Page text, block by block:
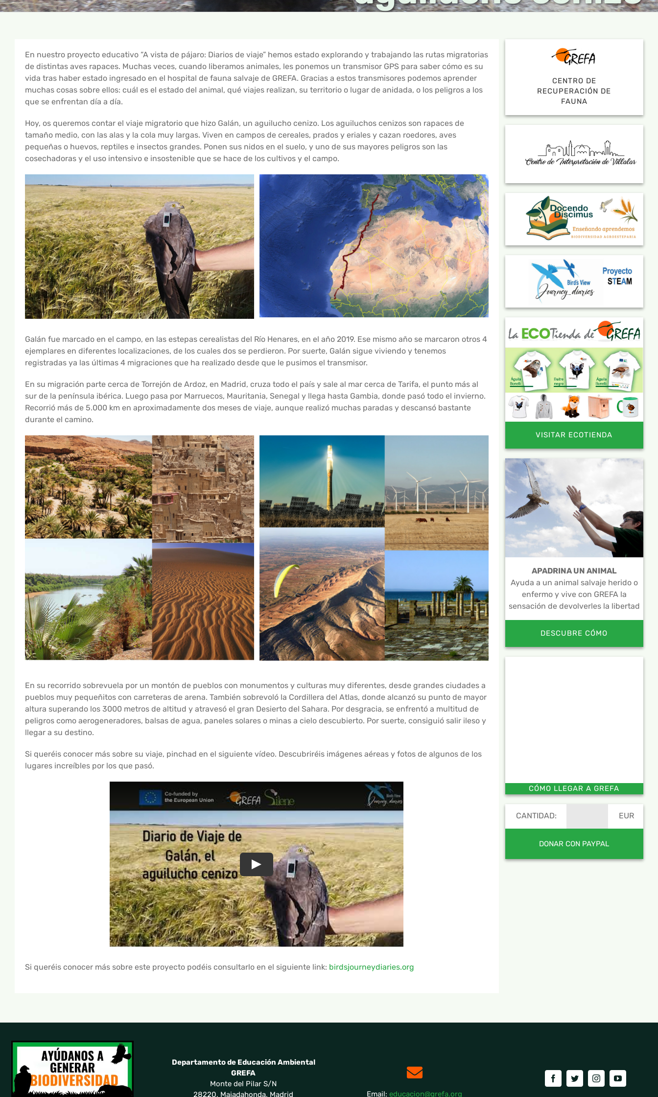
En nuestro proyecto educativo “A vista de pájaro: Diarios de viaje” hemos estado explorando y trabajando las rutas migratorias
de distintas aves rapaces. Muchas veces, cuando liberamos animales, les ponemos un transmisor GPS para saber cómo es su
vida tras haber estado ingresado en el hospital de fauna salvaje de GREFA. Gracias a estos transmisores podemos aprender
muchas cosas sobre ellos: cuál es el estado del animal, qué viajes realizan, su territorio o lugar de anidada, o los peligros a los
que se enfrentan día a día.
Hoy, os queremos contar el viaje migratorio que hizo Galán, un aguilucho cenizo. Los aguiluchos cenizos son rapaces de
tamaño medio, con las alas y la cola muy largas. Viven en campos de cereales, prados y eriales y cazan roedores, aves
pequeñas o huevos, reptiles e insectos grandes. Ponen sus nidos en el suelo, y uno de sus mayores peligros son las
cosechadoras y el uso intensivo e insostenible que se hace de los cultivos y el campo.
Galán fue marcado en el campo, en las estepas cerealistas del Río Henares, en el año 2019. Ese mismo año se marcaron otros 4
ejemplares en diferentes localizaciones, de los cuales dos se perdieron. Por suerte, Galán sigue viviendo y tenemos
registradas ya las últimas 4 migraciones que ha realizado desde que le pusimos el transmisor.
En su migración parte cerca de Torrejón de Ardoz, en Madrid, cruza todo el país y sale al mar cerca de Tarifa, el punto más al
sur de la península ibérica. Luego pasa por Marruecos, Mauritania, Senegal y llega hasta Gambia, donde pasó todo el invierno.
Recorrió más de 5.000 km en aproximadamente dos meses de viaje, aunque realizó muchas paradas y descansó bastante
durante el camino.
En su recorrido sobrevuela por un montón de pueblos con monumentos y culturas muy diferentes, desde grandes ciudades a
pueblos muy pequeñitos con carreteras de arena. También sobrevoló la Cordillera del Atlas, donde alcanzó su punto de mayor
altura superando los 3000 metros de altitud y atravesó el gran Desierto del Sahara. Por desgracia, se enfrentó a multitud de
peligros como aerogeneradores, balsas de agua, paneles solares o minas a cielo descubierto. Por suerte, consiguió salir ileso y
llegar a su destino.
Si queréis conocer más sobre su viaje, pinchad en el siguiente vídeo. Descubriréis imágenes aéreas y fotos de algunos de los
lugares increíbles por los que pasó.
Play
Si queréis conocer más sobre este proyecto podéis consultarlo en el siguiente link: birdsjourneydiaries.org
CENTRO DE
RECUPERACIÓN DE
FAUNA
VISITAR ECOTIENDA
APADRINA UN ANIMAL
Ayuda a un animal salvaje herido o
enfermo y vive con GREFA la
sensación de devolverles la libertad
DESCUBRE CÓMO
CÓMO LLEGAR A GREFA
CANTIDAD: EUR
Departamento de Educación Ambiental
GREFA
Monte del Pilar S/N
28220, Majadahonda, Madrid
Email:educacion@grefa.org